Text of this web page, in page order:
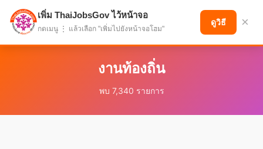
แบ่งปันโอกาส เพื่ออนาคตที่ก้าวหน้า
งานท้องถิ่น
พบ 7,340 รายการ
เพิ่ม ThaiJobsGov ไว้หน้าจอ
กดเมนู ⋮ แล้วเลือก "เพิ่มไปยังหน้าจอโฮม"
ดูวิธี ×